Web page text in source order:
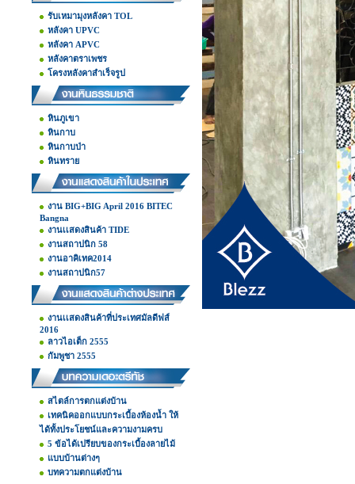
รับเหมามุงหลังคา TOL
หลังคา UPVC
หลังคา APVC
หลังคาตราเพชร
โครงหลังคาสำเร็จรูป
หินภูเขา
หินกาบ
หินกาบป่า
หินทราย
งาน BIG+BIG April 2016 BITEC
Bangna
งานเเสดงสินค้า TIDE
งานสถาปนิก 58
งานอาคิเทค2014
งานสถาปนิก57
งานเเสดงสินค้าที่ประเทศมัลดีฟส์
2016
ลาวไอเต็ก 2555
กัมพูชา 2555
สไตล์การตกแต่งบ้าน
เทคนิคออกแบบกระเบื้องห้องน้ำ ให้
ได้ทั้งประโยชน์และความงามครบ
5 ข้อได้เปรียบของกระเบื้องลายไม้
แบบบ้านต่างๆ
บทความตกแต่งบ้าน